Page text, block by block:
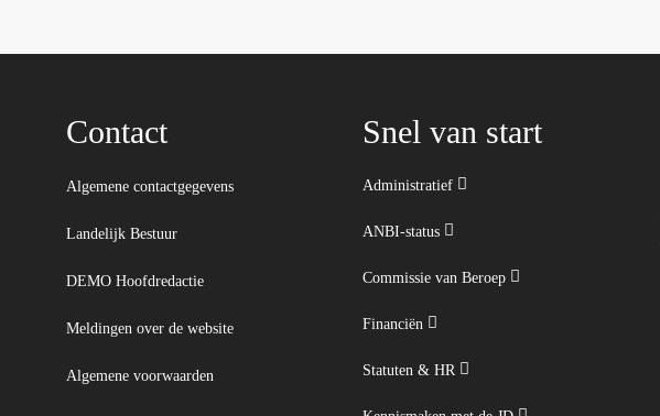
Contact
Algemene contactgegevens
Landelijk Bestuur
DEMO Hoofdredactie
Meldingen over de website
Algemene voorwaarden
Snel van start
Administratief
ANBI-status
Commissie van Beroep
Financiën
Statuten & HR